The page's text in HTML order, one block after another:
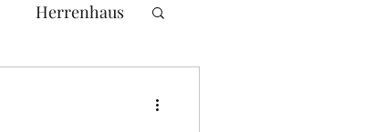
Herrenhaus